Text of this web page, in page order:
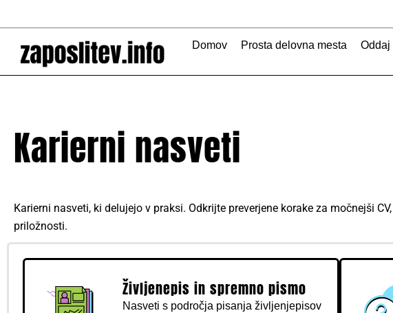
to
content
Domov Prosta delovna mesta Oddaj
Karierni nasveti
Karierni nasveti, ki delujejo v praksi. Odkrijte preverjene korake za močnejši
priložnosti.
Življenepis in spremno pismo
Nasveti s področja pisanja življenjepisov